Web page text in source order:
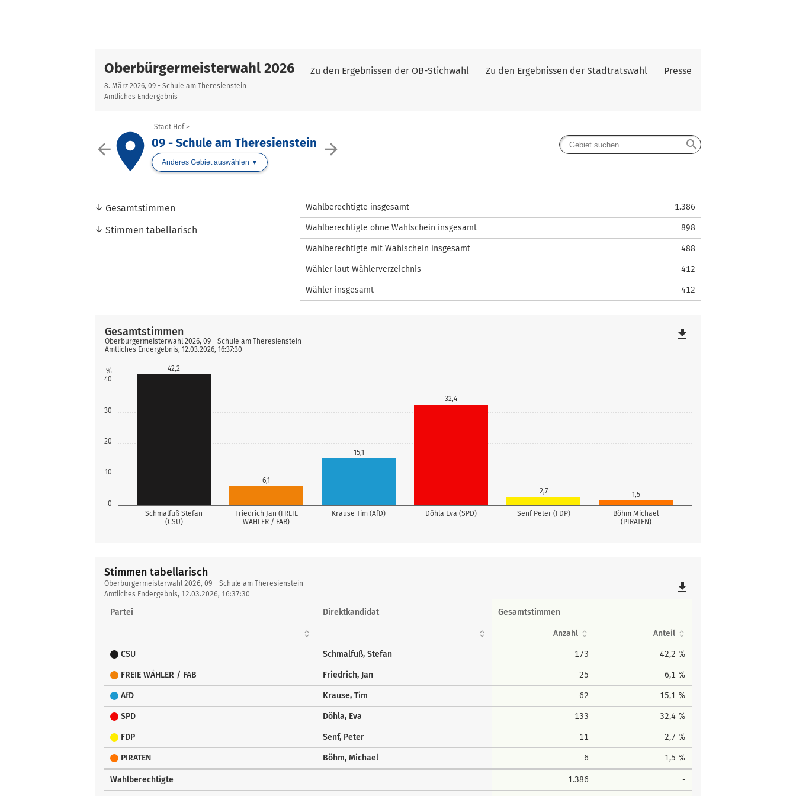
Oberbürgermeisterwahl 2026
8. März 2026, 09 - Schule am Theresienstein
Amtliches Endergebnis
Zu den Ergebnissen der OB-Stichwahl Zu den Ergebnissen der Stadtratswahl Presse
arrow_back arrow_forward
place
Stadt Hof
09 - Schule am Theresienstein
Anderes Gebiet auswählen
search
Gesamtstimmen
Stimmen tabellarisch
Wahlberechtigte insgesamt 1.386
Wahlberechtigte ohne Wahlschein insgesamt 898
Wahlberechtigte mit Wahlschein insgesamt 488
Wähler laut Wählerverzeichnis 412
Wähler insgesamt 412
0
10
20
30
40
%
Schmalfuß Stefan
(CSU)
Friedrich Jan (FREIE
WÄHLER / FAB)
Krause Tim (AfD) Döhla Eva (SPD) Senf Peter (FDP)
Böhm Michael
(PIRATEN)
42,2
6,1
15,1
32,4
2,7 1,5
Gesamtstimmen
Oberbürgermeisterwahl 2026, 09 - Schule am Theresienstein
Amtliches Endergebnis, 12.03.2026, 16:37:30
file_download
Stimmen tabellarisch
Stimmen
tabellarisch
Oberbürgermeisterwahl 2026, 09 - Schule am Theresienstein
Amtliches Endergebnis, 12.03.2026, 16:37:30
file_download
Partei Direktkandidat Gesamtstimmen
Anzahl Anteil
CSU Schmalfuß, Stefan 173 42,2 %
FREIE WÄHLER / FAB Friedrich, Jan 25 6,1 %
AfD Krause, Tim 62 15,1 %
SPD Döhla, Eva 133 32,4 %
FDP Senf, Peter 11 2,7 %
PIRATEN Böhm, Michael 6 1,5 %
Wahlberechtigte 1.386 -